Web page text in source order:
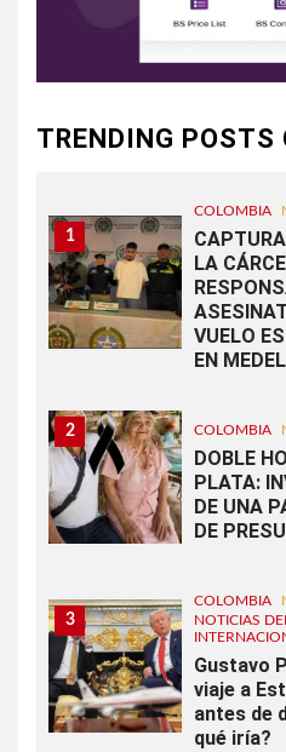
TRENDING POSTS
1
COLOMBIA
LA
VUELO
EN
2 COLOMBIA
DOBLE
PLATA:
DE UNA
DE
3
COLOMBIA
NOTICIAS
Gustavo
viaje a
antes de
qué iría?